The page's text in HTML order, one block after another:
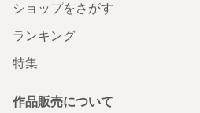
ショップをさがす
ランキング
特集
作品販売について